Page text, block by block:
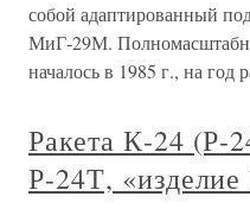
собой адаптированный
МиГ-29М.
началось в 1985 г., на год
Ракета К-24 (Р-
Р-24Т, «изделие